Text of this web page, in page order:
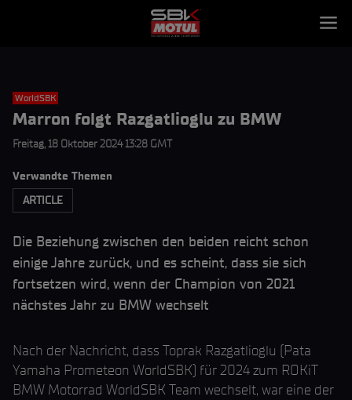
WorldSBK
Marron folgt Razgatlioglu zu BMW
Freitag, 18 Oktober 2024 13:28 GMT
Verwandte Themen
ARTICLE
Die Beziehung zwischen den beiden reicht schon
einige Jahre zurück, und es scheint, dass sie sich
fortsetzen wird, wenn der Champion von 2021
nächstes Jahr zu BMW wechselt
Nach der Nachricht, dass Toprak Razgatlioglu (Pata
Yamaha Prometeon WorldSBK) für 2024 zum ROKiT
BMW Motorrad WorldSBK Team wechselt, war eine der